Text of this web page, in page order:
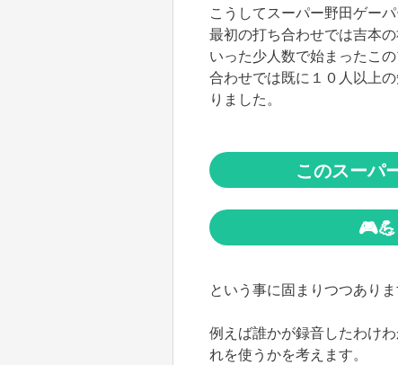
こうしてスーパー野田ゲー
最初の打ち合わせでは吉本
いった少人数で始まったこ
合わせでは既に１０人以上
りました。
このスーパ
という事に固まりつつありま
例えば誰かが録音したわけ
れを使うかを考えます。